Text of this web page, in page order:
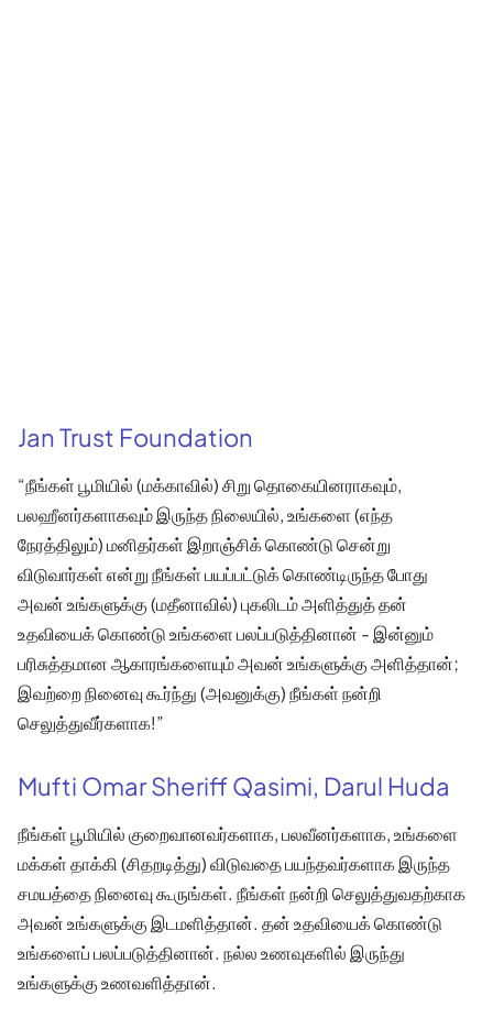
Jan Trust Foundation
“நீங்கள் பூமியில் (மக்காவில்) சிறு தொகையினராகவும்,
பலஹீனர்களாகவும் இருந்த நிலையில், உங்களை (எந்த
நேரத்திலும்) மனிதர்கள் இறாஞ்சிக் கொண்டு சென்று
விடுவார்கள் என்று நீங்கள் பயப்பட்டுக் கொண்டிருந்த போது
அவன் உங்களுக்கு (மதீனாவில்) புகலிடம் அளித்துத் தன்
உதவியைக் கொண்டு உங்களை பலப்படுத்தினான் - இன்னும்
பரிசுத்தமான ஆகாரங்களையும் அவன் உங்களுக்கு அளித்தான்;
இவற்றை நினைவு கூர்ந்து (அவனுக்கு) நீங்கள் நன்றி
செலுத்துவீர்களாக!”
Mufti Omar Sheriff Qasimi, Darul Huda
நீங்கள் பூமியில் குறைவானவர்களாக, பலவீனர்களாக, உங்களை
மக்கள் தாக்கி (சிதறடித்து) விடுவதை பயந்தவர்களாக இருந்த
சமயத்தை நினைவு கூருங்கள். நீங்கள் நன்றி செலுத்துவதற்காக
அவன் உங்களுக்கு இடமளித்தான். தன் உதவியைக் கொண்டு
உங்களைப் பலப்படுத்தினான். நல்ல உணவுகளில் இருந்து
உங்களுக்கு உணவளித்தான்.